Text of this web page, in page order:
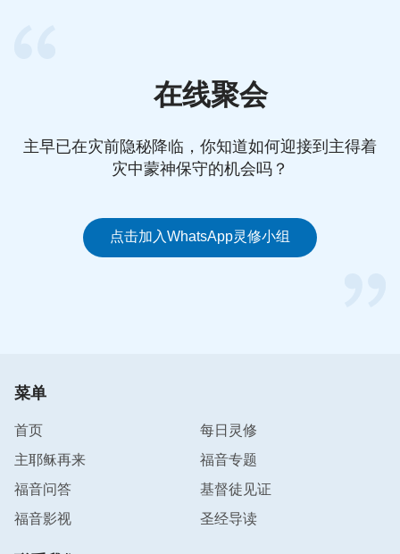
在线聚会
主早已在灾前隐秘降临，你知道如何迎接到主得着
灾中蒙神保守的机会吗？
点击加入WhatsApp灵修小组
菜单
首页
每日灵修
主耶稣再来
福音专题
福音问答
基督徒见证
福音影视
圣经导读